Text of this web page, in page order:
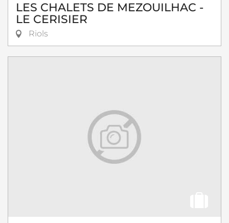
LES CHALETS DE MEZOUILHAC -
LE CERISIER
Riols